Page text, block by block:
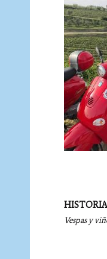
por
Vespas y